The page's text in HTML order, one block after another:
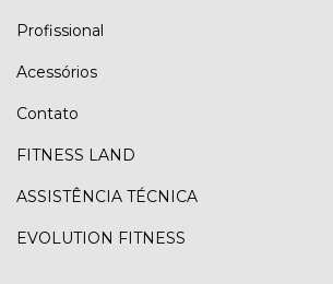
Profissional
Acessórios
Contato
FITNESS LAND
ASSISTÊNCIA TÉCNICA
EVOLUTION FITNESS